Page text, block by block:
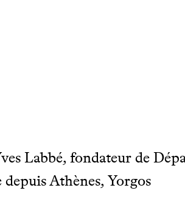
Labbé, fondateur de
Athènes, Yorgos